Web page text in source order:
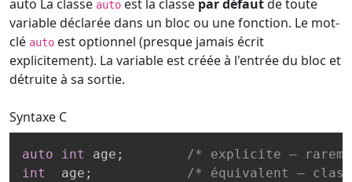
auto La classe auto est la classe par défautde toute
variable déclarée dans un bloc ou une fonction. Le mot-
clé auto est optionnel (presque jamais écrit
explicitement). La variable est créée à l'entrée du bloc et
détruite à sa sortie.
Syntaxe C
auto int age ;
/* explicite —
int
  age
; /* équivalent —